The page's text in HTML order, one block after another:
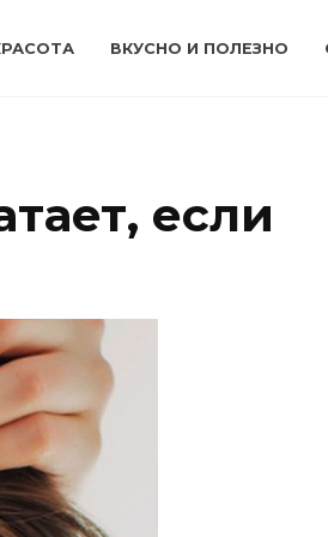
ВКУСНО И ПОЛЕЗНО
если